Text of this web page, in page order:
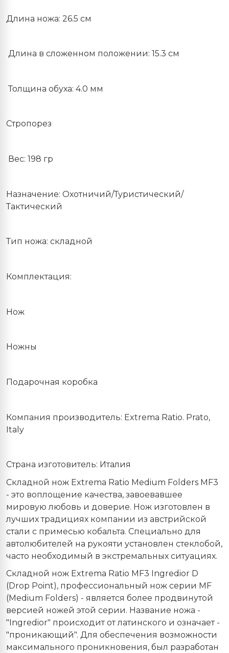
Длина ножа: 26.5 см
Длина в сложенном положении: 15.3 см
Толщина обуха: 4.0 мм
Стропорез
Вес: 198 гр
Назначение: Охотничий/Туристический/
Тактический
Тип ножа: складной
Комплектация:
Нож
Ножны
Подарочная коробка
Компания производитель: Extrema Ratio. Prato,
Italy
Страна изготовитель: Италия
Складной нож Extrema Ratio Medium Folders MF3
- это воплощение качества, завоевавшее
мировую любовь и доверие. Нож изготовлен в
лучших традициях компании из австрийской
стали с примесью кобальта. Специально для
автолюбителей на рукояти установлен стеклобой,
часто необходимый в экстремальных ситуациях.
Складной нож Extrema Ratio MF3 Ingredior D
(Drop Point), профессиональный нож серии MF
(Medium Folders) - является более продвинутой
версией ножей этой серии. Название ножа -
"Ingredior" происходит от латинского и означает -
"проникающий". Для обеспечения возможности
максимального проникновения, был разработан